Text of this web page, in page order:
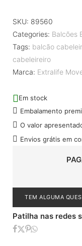
SKU: 89560
Categories: Balcões
Tags: balcão
cabeleireiro
Marca: Extralife
Em stock
Embalamento
O valor
Envios grátis em
TEM ALGUMA
Patilha nas redes